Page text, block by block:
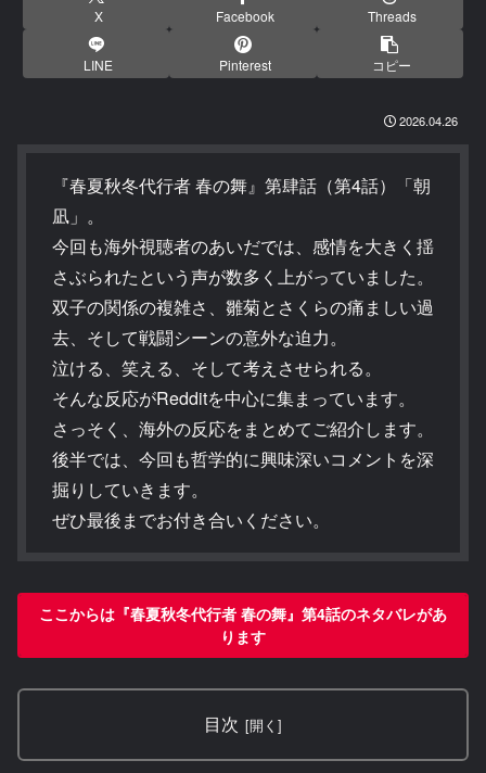
X Facebook Threads
LINE Pinterest コピー
2026.04.26
『春夏秋冬代行者 春の舞』第肆話（第4話）「朝
凪」。
今回も海外視聴者のあいだでは、感情を大きく揺
さぶられたという声が数多く上がっていました。
双子の関係の複雑さ、雛菊とさくらの痛ましい過
去、そして戦闘シーンの意外な迫力。
泣ける、笑える、そして考えさせられる。
そんな反応がRedditを中心に集まっています。
さっそく、海外の反応をまとめてご紹介します。
後半では、今回も哲学的に興味深いコメントを深
掘りしていきます。
ぜひ最後までお付き合いください。
ここからは『春夏秋冬代行者 春の舞』第4話のネタバレがあ
ります
目次